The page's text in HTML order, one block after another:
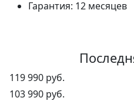
Гарантия: 12 месяцев
119 990 руб.
103 990 руб.